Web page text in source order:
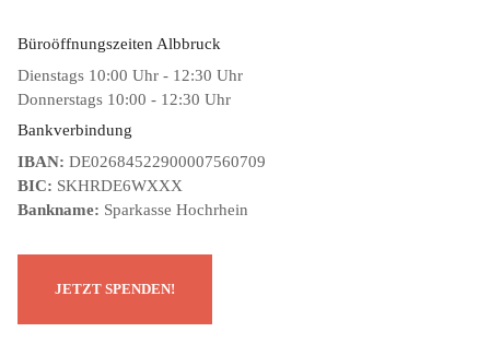
Büroöffnungszeiten Albbruck
Dienstags 10:00 Uhr - 12:30 Uhr
Donnerstags 10:00 - 12:30 Uhr
Bankverbindung
IBAN: DE02684522900007560709
BIC: SKHRDE6WXXX
Bankname: Sparkasse Hochrhein